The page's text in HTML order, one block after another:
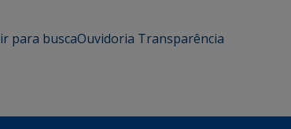
ir para buscaOuvidoria Transparência